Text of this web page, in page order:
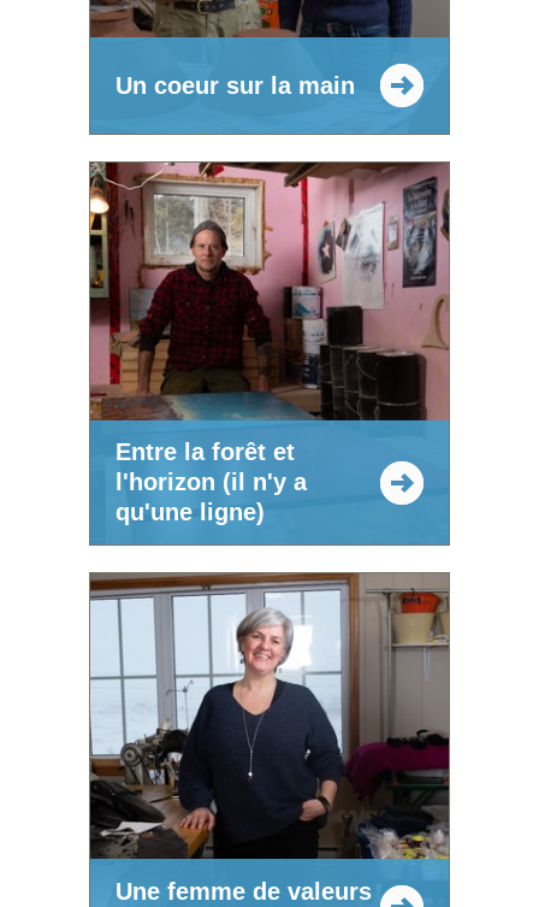
Un coeur sur la main
Entre la forêt et
l'horizon (il n'y a
qu'une ligne)
Une femme de valeurs